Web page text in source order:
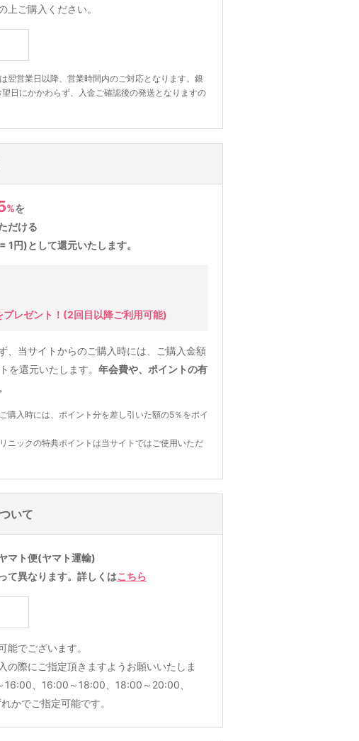
上ご購入ください。
翌営業日以降、営業時間内のご対応となります。銀
日にかかわらず、入金ご確認後の発送となりますの
%を
だける
1円)として還元いたします。
レゼント！ (2回目以降ご利用可能)
、当サイトからのご購入時には、ご購入金額
を還元いたします。 年会費や、ポイントの有
購入時には、ポイント分を差し引いた額の5％をポイ
ニックの特典ポイントは当サイトではご使用いただ
いて
マト便(ヤマト運輸)
て異なります。詳しくはこちら
能でございます。
の際にご指定頂きますようお願いいたしま
16:00、16:00～18:00、18:00～20:00、
かでご指定可能です。